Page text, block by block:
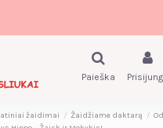
Paieška
žaidimai Žaidžiame daktarą